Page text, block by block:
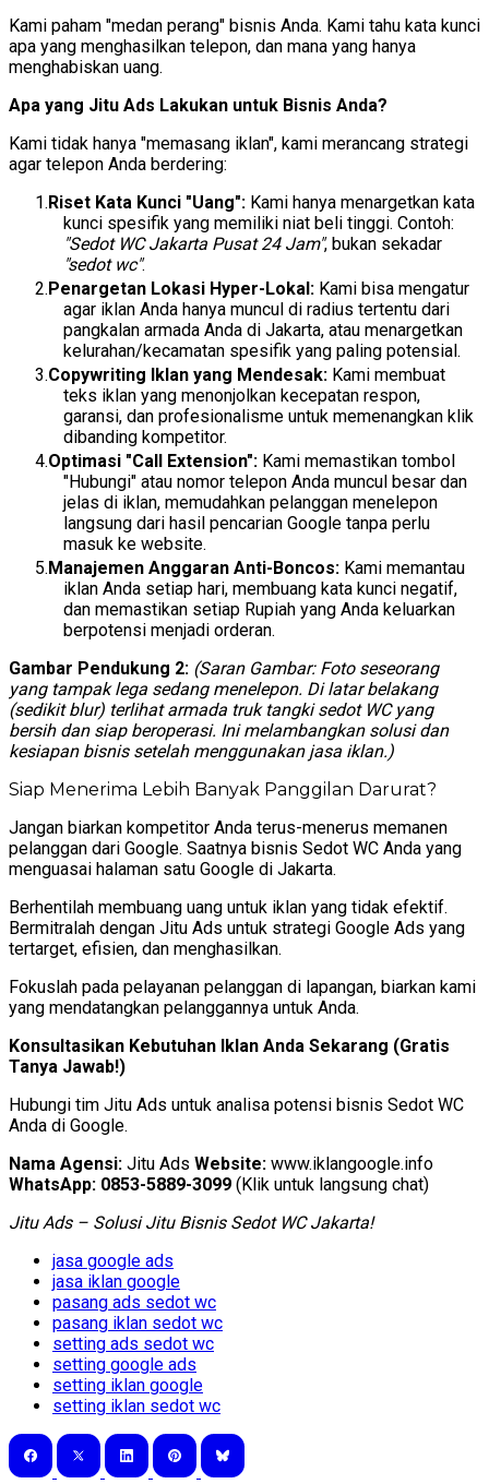
Kami paham "medan perang" bisnis Anda. Kami tahu kata kunci
apa yang menghasilkan telepon, dan mana yang hanya
menghabiskan uang.
Apa yang Jitu Ads Lakukan untuk Bisnis Anda?
Kami tidak hanya "memasang iklan", kami merancang strategi
agar telepon Anda berdering:
Riset Kata Kunci "Uang": Kami hanya menargetkan kata
kunci spesifik yang memiliki niat beli tinggi. Contoh:
"Sedot WC Jakarta Pusat 24 Jam", bukan sekadar
"sedot wc".
Penargetan Lokasi Hyper-Lokal: Kami bisa mengatur
agar iklan Anda hanya muncul di radius tertentu dari
pangkalan armada Anda di Jakarta, atau menargetkan
kelurahan/kecamatan spesifik yang paling potensial.
Copywriting Iklan yang Mendesak: Kami membuat
teks iklan yang menonjolkan kecepatan respon,
garansi, dan profesionalisme untuk memenangkan klik
dibanding kompetitor.
Optimasi "Call Extension": Kami memastikan tombol
"Hubungi" atau nomor telepon Anda muncul besar dan
jelas di iklan, memudahkan pelanggan menelepon
langsung dari hasil pencarian Google tanpa perlu
masuk ke website.
Manajemen Anggaran Anti-Boncos: Kami memantau
iklan Anda setiap hari, membuang kata kunci negatif,
dan memastikan setiap Rupiah yang Anda keluarkan
berpotensi menjadi orderan.
Gambar Pendukung 2: (Saran Gambar: Foto seseorang
yang tampak lega sedang menelepon. Di latar belakang
(sedikit blur) terlihat armada truk tangki sedot WC yang
bersih dan siap beroperasi. Ini melambangkan solusi dan
kesiapan bisnis setelah menggunakan jasa iklan.)
Siap Menerima Lebih Banyak Panggilan Darurat?
Jangan biarkan kompetitor Anda terus-menerus memanen
pelanggan dari Google. Saatnya bisnis Sedot WC Anda yang
menguasai halaman satu Google di Jakarta.
Berhentilah membuang uang untuk iklan yang tidak efektif.
Bermitralah dengan Jitu Ads untuk strategi Google Ads yang
tertarget, efisien, dan menghasilkan.
Fokuslah pada pelayanan pelanggan di lapangan, biarkan kami
yang mendatangkan pelanggannya untuk Anda.
Konsultasikan Kebutuhan Iklan Anda Sekarang (Gratis
Tanya Jawab!)
Hubungi tim Jitu Ads untuk analisa potensi bisnis Sedot WC
Anda di Google.
Nama Agensi: Jitu Ads Website: www.iklangoogle.info
WhatsApp: 0853-5889-3099 (Klik untuk langsung chat)
Jitu Ads – Solusi Jitu Bisnis Sedot WC Jakarta!
jasa google ads
jasa iklan google
pasang ads sedot wc
pasang iklan sedot wc
setting ads sedot wc
setting google ads
setting iklan google
setting iklan sedot wc